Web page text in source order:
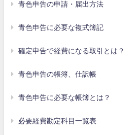
青色申告の申請・届出方法
青色申告に必要な複式簿記
確定申告で経費になる取引とは？
青色申告の帳簿、仕訳帳
青色申告に必要な帳簿とは？
必要経費勘定科目一覧表